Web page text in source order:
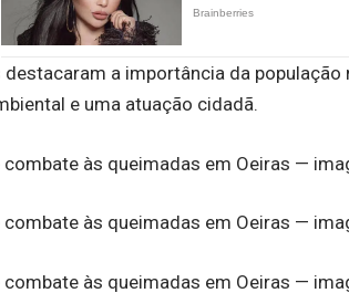
a importância da população
e uma atuação cidadã.